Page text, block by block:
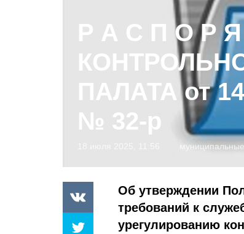
Р А С П О Р
ПАЛАТА от
№ 32-р
Об утверждении
требований к
урегулированию